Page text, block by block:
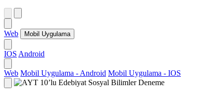
Web Mobil Uygulama
IOS Android
Web Mobil Uygulama - Android Mobil Uygulama - IOS